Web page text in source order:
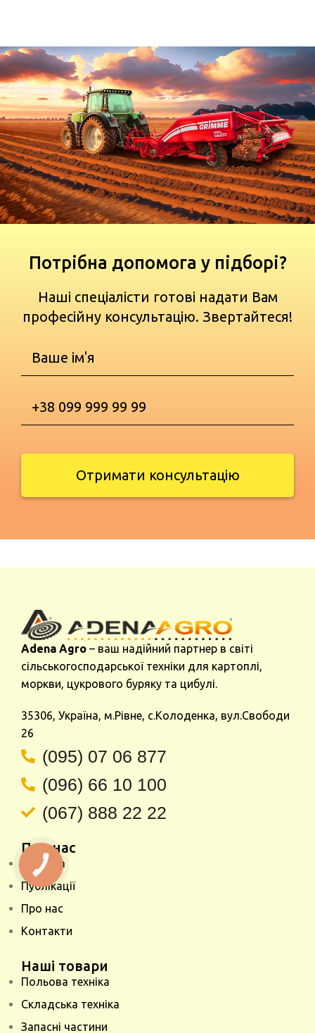
Потрібна допомога у підборі?
Наші спеціалісти готові надати Вам
професійну консультацію. Звертайтеся!
Отримати консультацію
Adena Agro – ваш надійний партнер в світі
сільськогосподарської техніки для картоплі,
моркви, цукрового буряку та цибулі.
35306, Україна, м.Рівне, с.Колоденка, вул.Свободи
26
(095) 07 06 877
(096) 66 10 100
(067) 888 22 22
Про нас
Головна
Публікації
Про нас
Контакти
Наші товари
Польова техніка
Складська техніка
Запасні частини
КНОПКА
ЗВ'ЯЗКУ